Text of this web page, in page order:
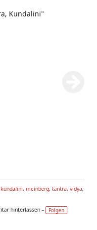
Kundalini"
kundalini, meinberg, tantra, vidya,
hinterlassen –
Folgen